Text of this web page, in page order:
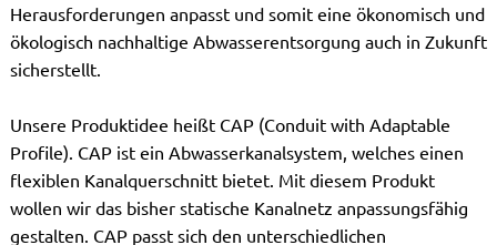
Herausforderungen anpasst und somit eine ökonomisch und
ökologisch nachhaltige Abwasserentsorgung auch in Zukunft
sicherstellt.
Unsere Produktidee heißt CAP (Conduit with Adaptable
Profile). CAP ist ein Abwasserkanalsystem, welches einen
flexiblen Kanalquerschnitt bietet. Mit diesem Produkt
wollen wir das bisher statische Kanalnetz anpassungsfähig
gestalten. CAP passt sich den unterschiedlichen